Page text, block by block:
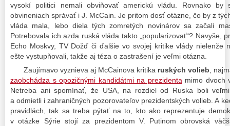
vysokí politici nemali obviňovať americkú vládu. Rovnako by
obvineniach správať i J. McCain. Je pritom dosť otázne, čo by z
vláda mala, lebo diela tých zomretých novinárov sa začali
Potrebovala ich azda ruská vláda takto „popularizovať“? Navyše,
Echo Moskvy, TV Dožď či ďalšie vo svojej kritike vlády nielenže
ešte vystupňovali, takže aj téza o zastrašení je veľmi otázna.
Zaujímavo vyznieva aj McCainova kritika ruských volieb ,
zaobchádza s opozičnými kandidátmi na prezidenta mimo dvoch
Netreba ani spomínať, že USA, na rozdiel od Ruska boli
a odmietli i zahraničných pozorovateľov prezidentských volieb. A
pravidlách, tak sa treba pýtať na to, kto ako reprezentuje
v otázke Sýrie stojí za prezidentom V. Putinom obrovská